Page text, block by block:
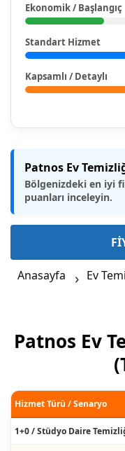
Ekonomik / Başlangıç
Standart Hizmet
Kapsamlı / Detaylı
Patnos Ev
Bölgenizdeki en iyi
puanları inceleyin.
Anasayfa Ev
Patnos Ev
Hizmet Türü / Senaryo
1+0 / Stüdyo Daire